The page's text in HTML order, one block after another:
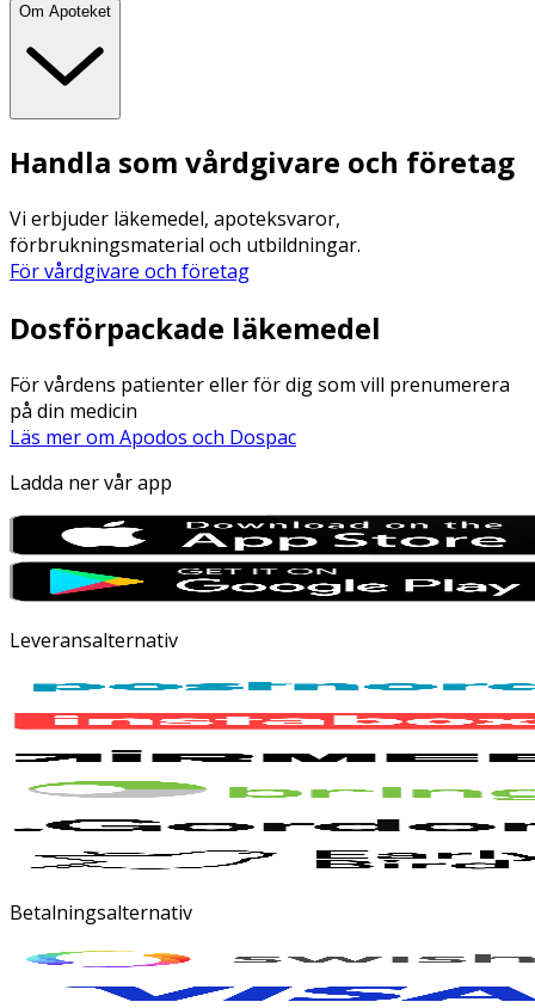
Om Apoteket
Handla som vårdgivare och företag
Vi erbjuder läkemedel, apoteksvaror,
förbrukningsmaterial och utbildningar.
För vårdgivare och företag
Dosförpackade läkemedel
För vårdens patienter eller för dig som vill prenumerera
på din medicin
Läs mer om Apodos och Dospac
Ladda ner vår app
Leveransalternativ
Betalningsalternativ